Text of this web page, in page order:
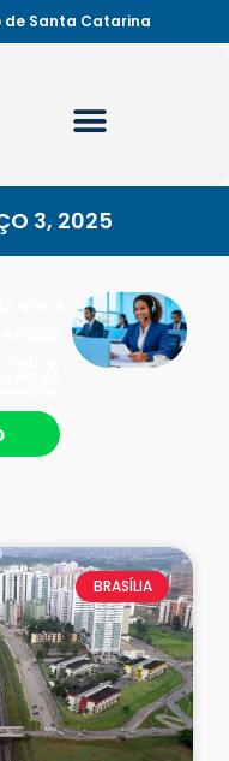
de Santa Catarina
3, 2025
BRASÍLIA